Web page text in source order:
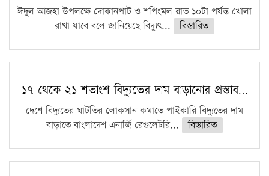
ঈদুল আজহা উপলক্ষে দোকানপাট ও শপিংমল রাত ১০টা পর্যন্ত খোলা
রাখা যাবে বলে জানিয়েছে বিদ্যুৎ...
বিস্তারিত
১৭ থেকে ২১ শতাংশ বিদ্যুতের দাম বাড়ানোর প্রস্তাব…
দেশে বিদ্যুতের ঘাটতির লোকসান কমাতে পাইকারি বিদ্যুতের দাম
বাড়াতে বাংলাদেশ এনার্জি রেগুলেটরি...
বিস্তারিত